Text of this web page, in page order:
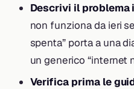
Descrivi il problema
non funziona da ieri
spenta” porta a una
un generico “internet
Verifica prima le